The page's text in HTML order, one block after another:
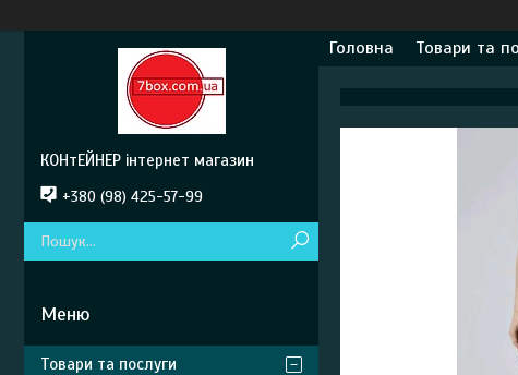
Головна Товари та
КОНтЕЙНЕР інтернет магазин
+380 (98) 425-57-99
Товари та послуги